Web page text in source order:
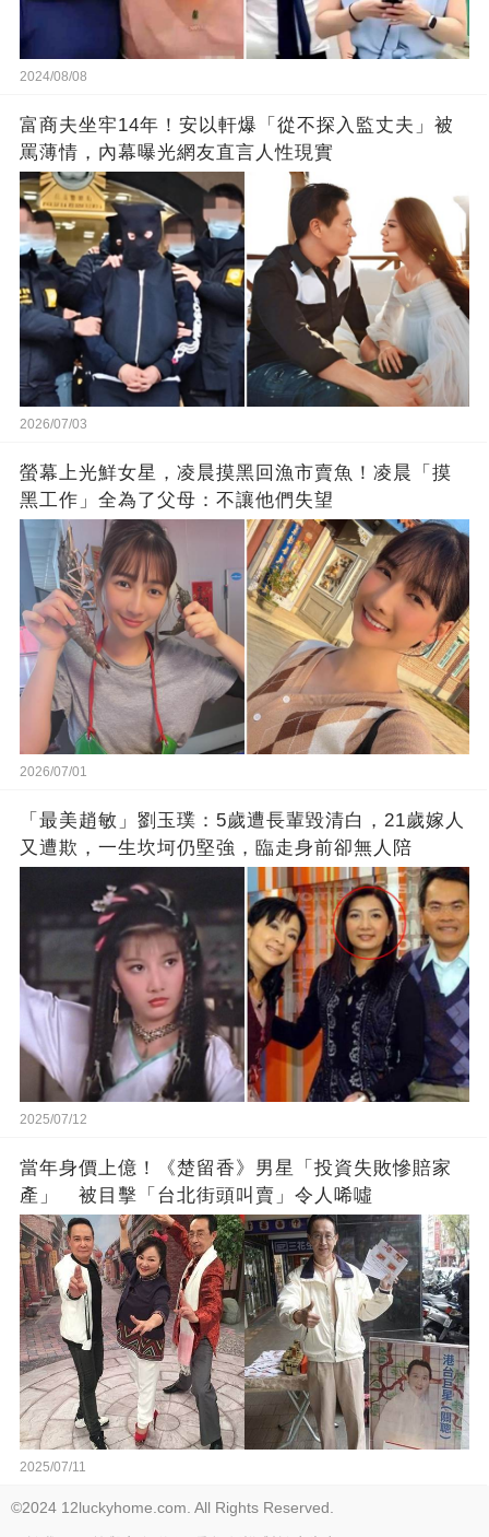
2024/08/08
富商夫坐牢14年！安以軒爆「從不探入監丈夫」被
罵薄情，內幕曝光網友直言人性現實
2026/07/03
螢幕上光鮮女星，凌晨摸黑回漁市賣魚！凌晨「摸
黑工作」全為了父母：不讓他們失望
2026/07/01
「最美趙敏」劉玉璞：5歲遭長輩毀清白，21歲嫁人
又遭欺，一生坎坷仍堅強，臨走身前卻無人陪
2025/07/12
當年身價上億！《楚留香》男星「投資失敗慘賠家
產」 被目擊「台北街頭叫賣」令人唏噓
2025/07/11
©2024 12luckyhome.com. All Rights Reserved.